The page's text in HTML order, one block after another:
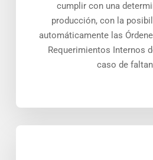
cumplir con una
producción, con la
automáticamente las
Requerimientos Internos
caso de